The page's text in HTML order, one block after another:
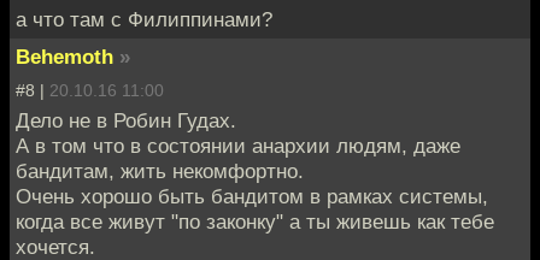
а что там с Филиппинами?
Behemoth »
#8 | 20.10.16 11:00
Дело не в Робин Гудах.
А в том что в состоянии анархии людям, даже
бандитам, жить некомфортно.
Очень хорошо быть бандитом в рамках системы,
когда все живут "по законку" а ты живешь как тебе
хочется.